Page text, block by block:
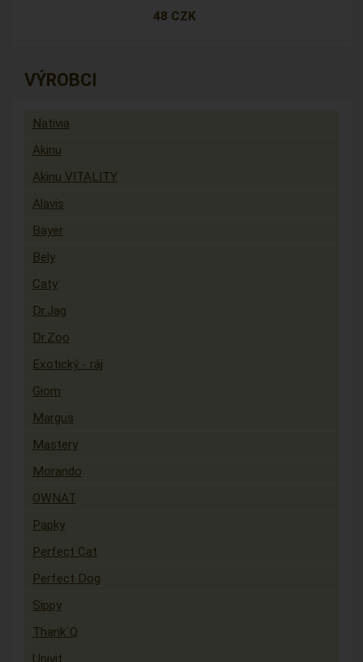
48 CZK
VÝROBCI
Nativia
Akinu
Akinu VITALITY
Alavis
Bayer
Bely
Caty
Dr.Jag
Dr.Zoo
Exotický - ráj
Giom
Margus
Mastery
Morando
OWNAT
Papky
Perfect Cat
Perfect Dog
Sippy
Thank´Q
Univit